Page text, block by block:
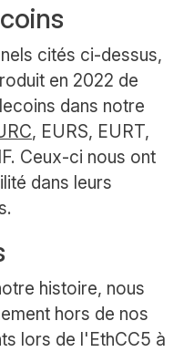
cités ci-dessus,
en 2022 de
dans notre
, EURS, EURT,
Ceux-ci nous ont
dans leurs
histoire, nous
hors de nos
lors de l'EthCC5 à